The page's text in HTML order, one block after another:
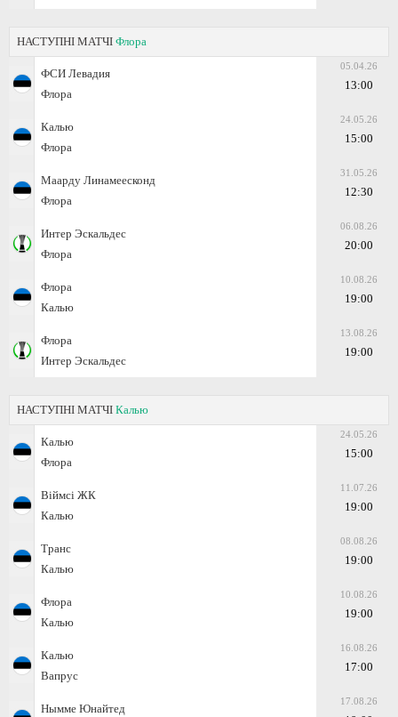
НАСТУПНІ МАТЧІ Флора
ФСИ Левадия
Флора
05.04.26
13:00
Калью
Флора
24.05.26
15:00
Маарду Линамеесконд
Флора
31.05.26
12:30
Интер Эскальдес
Флора
06.08.26
20:00
Флора
Калью
10.08.26
19:00
Флора
Интер Эскальдес
13.08.26
19:00
НАСТУПНІ МАТЧІ Калью
Калью
Флора
24.05.26
15:00
Віймсі ЖК
Калью
11.07.26
19:00
Транс
Калью
08.08.26
19:00
Флора
Калью
10.08.26
19:00
Калью
Вапрус
16.08.26
17:00
Нымме Юнайтед
17.08.26